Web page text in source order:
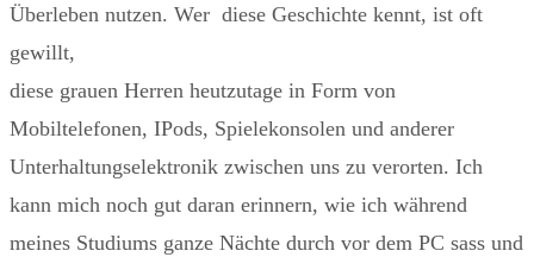
Überleben nutzen. Wer diese Geschichte kennt, ist oft
gewillt,
diese grauen Herren heutzutage in Form von
Mobiltelefonen, IPods, Spielekonsolen und anderer
Unterhaltungselektronik zwischen uns zu verorten. Ich
kann mich noch gut daran erinnern, wie ich während
meines Studiums ganze Nächte durch vor dem PC sass und